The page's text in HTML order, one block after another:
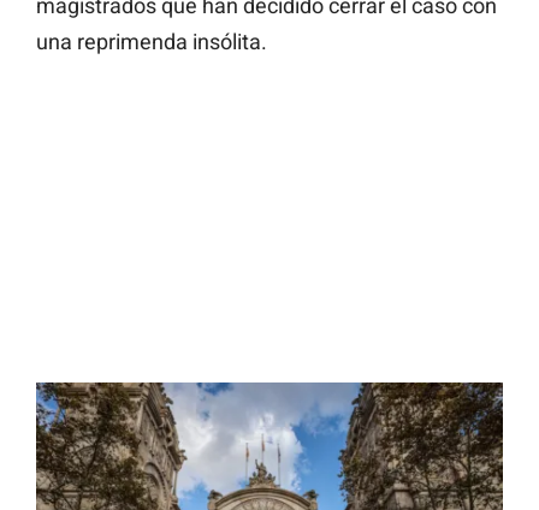
magistrados que han decidido cerrar el caso con
una reprimenda insólita.